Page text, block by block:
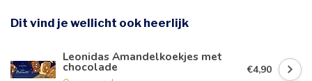
Dit vind je wellicht ook heerlijk
Leonidas Amandelkoekjes met
chocolade €4,90